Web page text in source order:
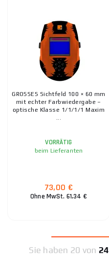
GROSSES Sichtfeld 100 × 60 mm
mit echter Farbwiedergabe –
optische Klasse 1/1/1/1 Maxim
...
VORRÄTIG
beim Lieferanten
73,00 €
Ohne MwSt. 61,34 €
Sie haben 20 von 24